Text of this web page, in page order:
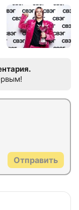
Отправить